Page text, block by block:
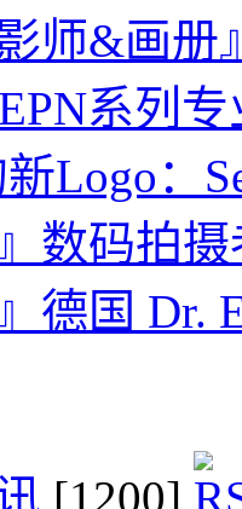
师&画册
系列
Logo：
数码拍
德国 Dr.
[1200]